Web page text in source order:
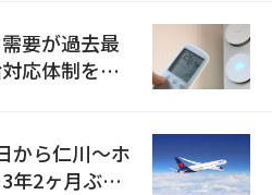
要が過去最
応体制を点
から仁川〜ホ
年2ヶ月ぶり